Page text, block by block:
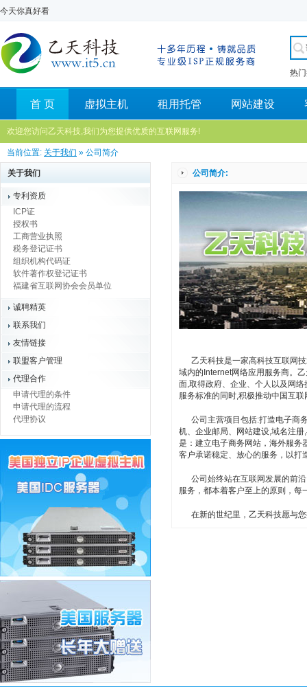
今天你真好看
热
首 页 虚拟主机 租用托管 网站建设
欢迎您访问乙天科技,我们为您提供优质的互联网服务!
当前位置: 关于我们 » 公司简介
关于我们
专利资质
ICP证
授权书
工商营业执照
税务登记证书
组织机构代码证
软件著作权登记证书
福建省互联网协会会员单位
诚聘精英
联系我们
友情链接
联盟客户管理
代理合作
申请代理的条件
申请代理的流程
代理协议
公司简介:
乙天科技是一家高科技互联网技
域内的Internet网络应用服务商。
面,取得政府、企业、个人以及网
服务标准的同时,积极推动中国互
公司主营项目包括:打造电子商务
机、企业邮局、网站建设,域名注
是：建立电子商务网站，海外服务
客户承诺稳定、放心的服务，以打
公司始终站在互联网发展的前沿
服务，都本着客户至上的原则，每
在新的世纪里，乙天科技愿与您